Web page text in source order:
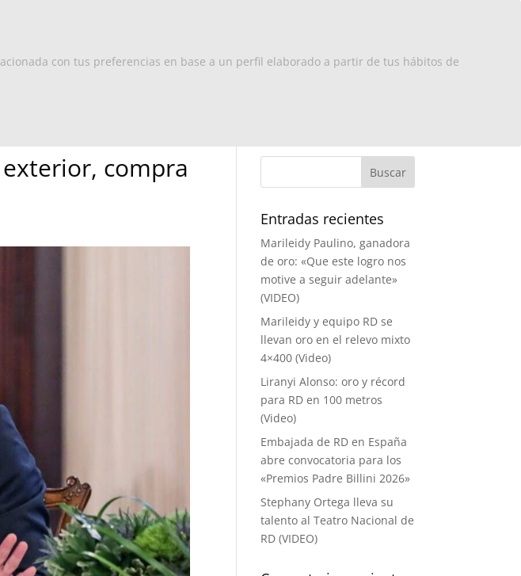
Europa Dominicanos x Europa Turismo Contacto
compra
Entradas recientes
Marileidy Paulino, ganadora
de oro: «Que este logro nos
motive a seguir adelante»
(VIDEO)
Marileidy y equipo RD se
llevan oro en el relevo mixto
4×400 (Video)
Liranyi Alonso: oro y récord
para RD en 100 metros
(Video)
Embajada de RD en España
abre convocatoria para los
«Premios Padre Billini 2026»
Stephany Ortega lleva su
talento al Teatro Nacional de
RD (VIDEO)
con tus preferencias en base a un perfil elaborado a partir de tus hábitos de